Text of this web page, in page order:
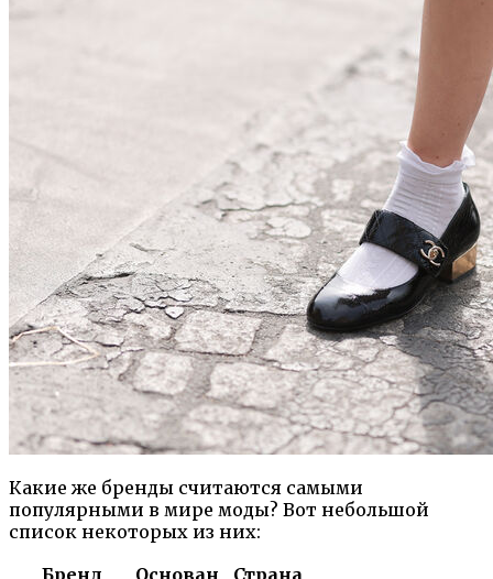
Какие же бренды считаются самыми
популярными в мире моды? Вот небольшой
список некоторых из них:
Бренд
Основан
Страна